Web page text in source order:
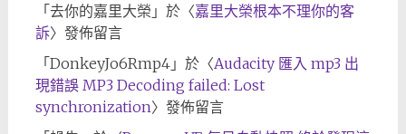
「去你的嘉里大榮 」於〈嘉里大榮根本不理你的客
訴〉發佈留言
「DonkeyJo6Rmp4」於〈Audacity 匯入 mp3 出
現錯誤 MP3 Decoding failed: Lost
synchronization〉發佈留言